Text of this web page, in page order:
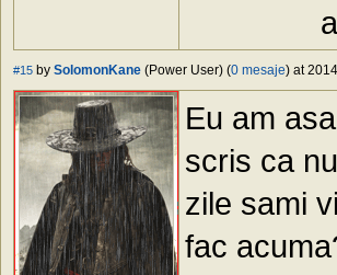
#15 by SolomonKane (Power User) (0 mesaje) at
Eu am
scris ca
zile sami
fac